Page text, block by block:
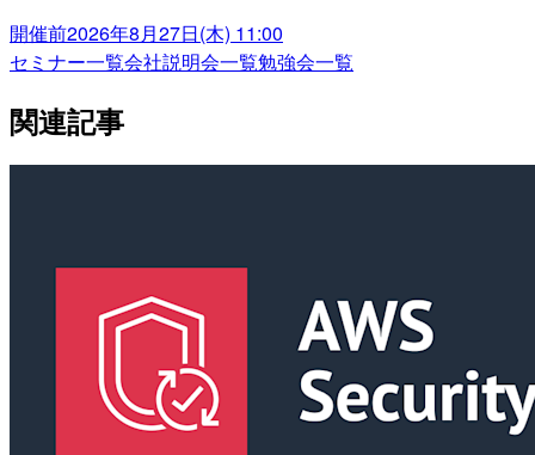
開催前2026年8月27日(木) 11:00
セミナー一覧会社説明会一覧勉強会一覧
関連記事